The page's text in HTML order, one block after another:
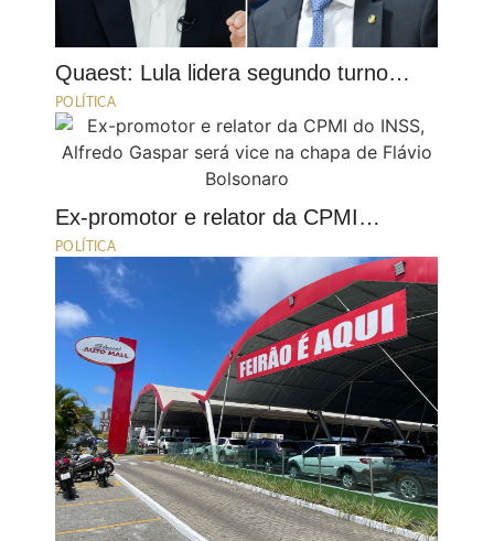
Quaest: Lula lidera segundo turno…
POLÍTICA
Ex-promotor e relator da CPMI…
POLÍTICA